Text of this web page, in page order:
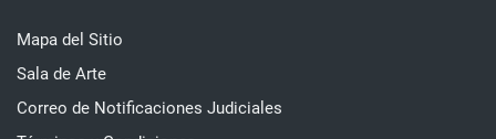
Mapa del Sitio
Sala de Arte
Correo de Notificaciones Judiciales